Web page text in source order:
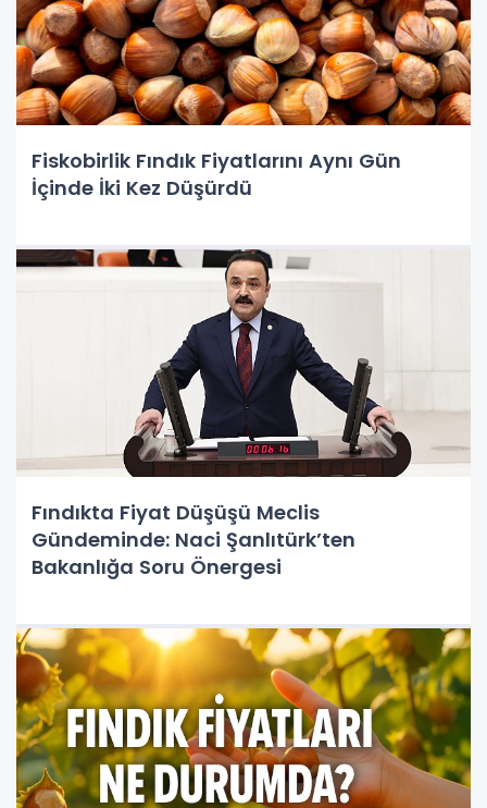
Fiskobirlik Fındık Fiyatlarını Aynı Gün
İçinde İki Kez Düşürdü
Fındıkta Fiyat Düşüşü Meclis
Gündeminde: Naci Şanlıtürk’ten
Bakanlığa Soru Önergesi